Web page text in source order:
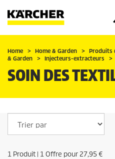
Panier
Mes Favoris
Home Home & Garden Produits
& Garden
Injecteurs-extracteurs
SOIN DES
1 Produit | 1Offre pour 27,95 €